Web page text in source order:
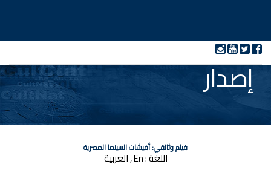
إصدار
فيلم وثائقي: أفيشات السينما المصرية
اللغة :En , العربية